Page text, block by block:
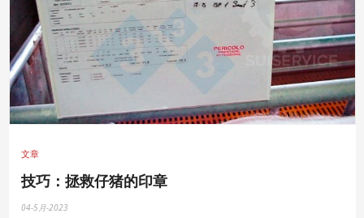
文章
技巧：拯救仔猪的印章
04-5月-2023